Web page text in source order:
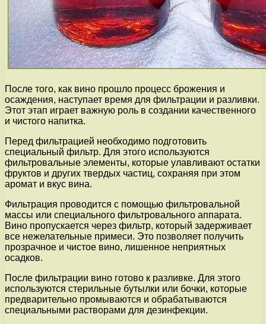
После того, как вино прошло процесс брожения и
осаждения, наступает время для фильтрации и разливки.
Этот этап играет важную роль в создании качественного
и чистого напитка.
Перед фильтрацией необходимо подготовить
специальный фильтр. Для этого используются
фильтровальные элементы, которые улавливают остатки
фруктов и других твердых частиц, сохраняя при этом
аромат и вкус вина.
Фильтрация проводится с помощью фильтровальной
массы или специального фильтровального аппарата.
Вино пропускается через фильтр, который задерживает
все нежелательные примеси. Это позволяет получить
прозрачное и чистое вино, лишенное неприятных
осадков.
После фильтрации вино готово к разливке. Для этого
используются стерильные бутылки или бочки, которые
предварительно промываются и обрабатываются
специальными растворами для дезинфекции.